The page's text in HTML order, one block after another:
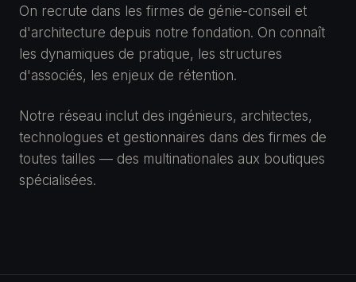
On recrute dans les firmes de génie-conseil et
d'architecture depuis notre fondation. On connaît
les dynamiques de pratique, les structures
d'associés, les enjeux de rétention.
Notre réseau inclut des ingénieurs, architectes,
technologues et gestionnaires dans des firmes de
toutes tailles — des multinationales aux boutiques
spécialisées.